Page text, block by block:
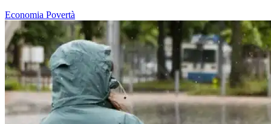
Economia Povertà